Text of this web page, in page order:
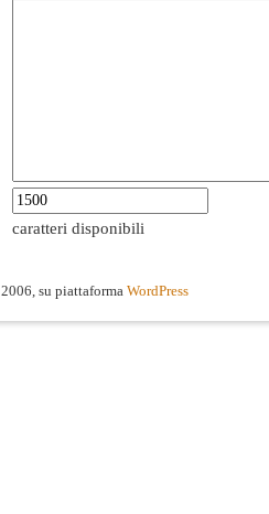
caratteri disponibili
2006, su piattaforma WordPress